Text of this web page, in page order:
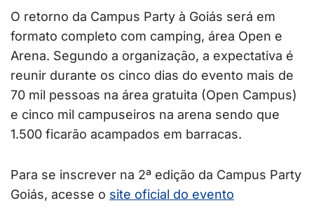
O retorno da Campus Party à Goiás será em
formato completo com camping, área Open e
Arena. Segundo a organização, a expectativa é
reunir durante os cinco dias do evento mais de
70 mil pessoas na área gratuita (Open Campus)
e cinco mil campuseiros na arena sendo que
1.500 ficarão acampados em barracas.
Para se inscrever na 2ª edição da Campus Party
Goiás, acesse o site oficial do evento